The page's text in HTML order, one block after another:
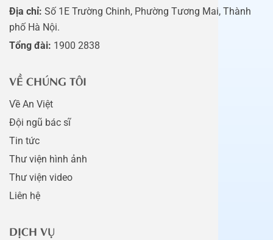
Địa chỉ: Số 1E Trường Chinh, Phường Tương Mai, Thành
phố Hà Nội.
Tổng đài: 1900 2838
VỀ CHÚNG TÔI
Về An Việt
Đội ngũ bác sĩ
Tin tức
Thư viện hình ảnh
Thư viện video
Liên hệ
DỊCH VỤ